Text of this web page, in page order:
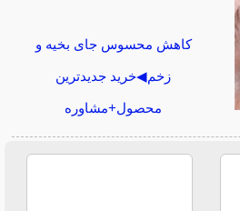
کاهش محسوس جای بخیه و
زخم◀خرید جدیدترین
محصول+مشاوره